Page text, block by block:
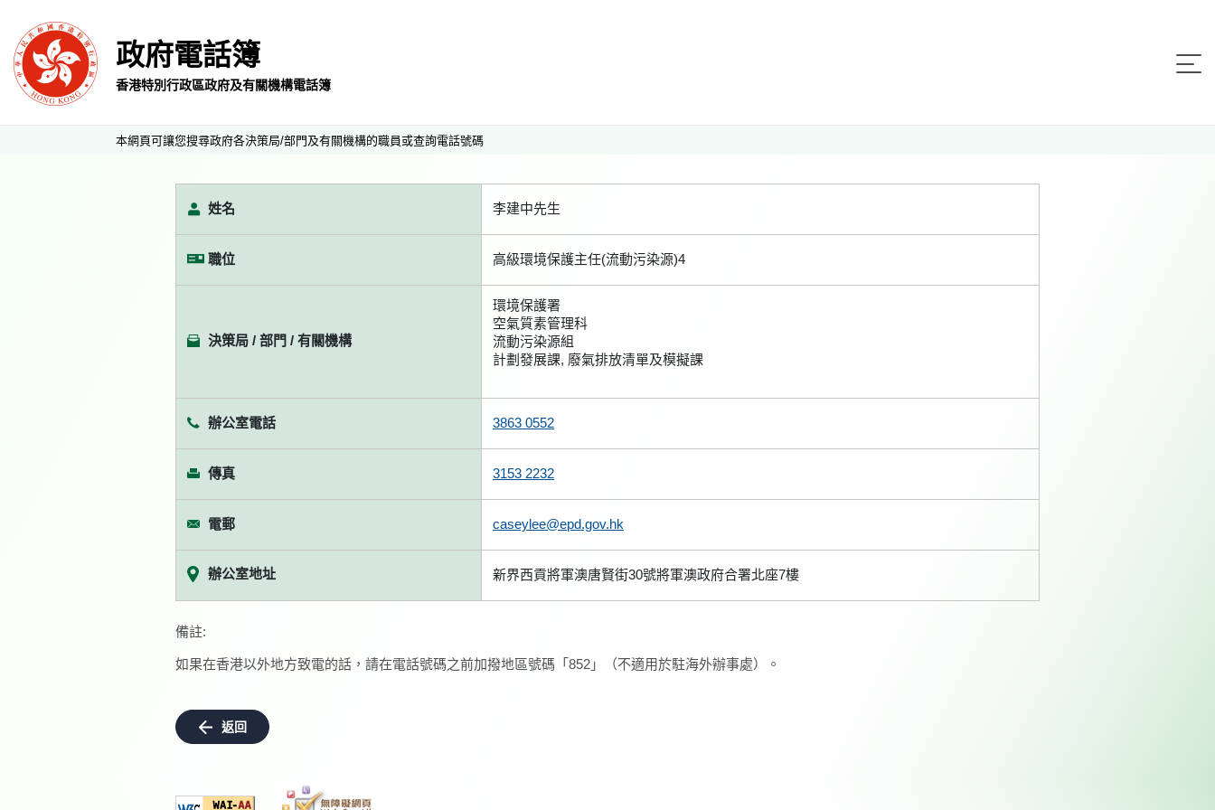
政府電話簿
香港特別行政區政府及有關機構電話簿
本網頁可讓您搜尋政府各決策局/部門及有關機構的職員或查詢電話號碼
姓名 李建中先生
職位 高級環境保護主任(流動污染源)4
決策局 / 部門 / 有關機構
環境保護署
空氣質素管理科
流動污染源組
計劃發展課, 廢氣排放清單及模擬課
辦公室電話 3863 0552
傳真 3153 2232
電郵 caseylee@epd.gov.hk
辦公室地址 新界西貢將軍澳唐賢街30號將軍澳政府合署北座7樓
備註:
如果在香港以外地方致電的話，請在電話號碼之前加撥地區號碼「852」（不適用於駐海外辦事處）。
返回